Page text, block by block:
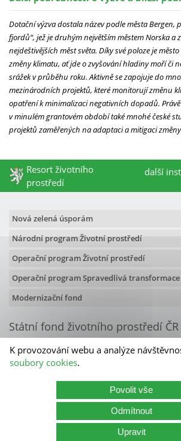
Dotační výzva dostala název podle města Bergen,
fjordů“, jež je druhým největším městem Norska a
nejdeštivějších měst světa. Díky své poloze je
změny klimatu, ať jde o zvyšování hladiny moří či
srážek v průběhu roku. Aktivně se zapojuje do
mezinárodních projektů, které monitorují změnu
opatření k minimalizaci negativních dopadů.
v minulém grantovém období také mnohé české
projektů zaměřených na adaptaci a mitigaci
Resort životního
prostředí
další
Nová zelená úsporám
Národní program Životní prostředí
Operační program Životní prostředí
Operační program Spravedlivá transformace
Modernizační fond
Státní fond životního prostředí ČR
Olbrachtova 2006/9
140 00 Praha 4
Kontakty
Státní fond životního
Cookies Zásady zpracování
K provozování webu a analýze
soubory cookies.
Povolit vše
Odmítnout
Upravit